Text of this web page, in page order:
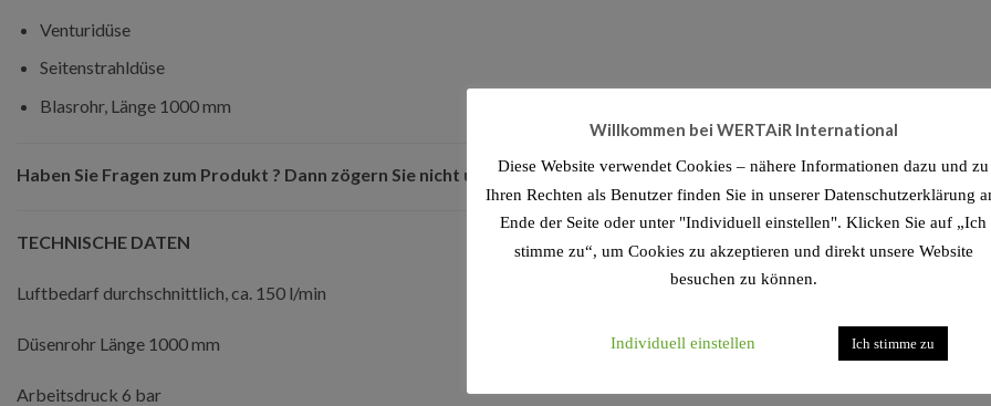
Venturidüse
Seitenstrahldüse
Blasrohr, Länge 1000 mm
Haben Sie Fragen zum Produkt ? Dann zögern Sie nicht uns zu kontaktieren, auch per Chat.
TECHNISCHE DATEN
Luftbedarf durchschnittlich, ca. 150 l/min
Düsenrohr Länge 1000 mm
Arbeitsdruck 6 bar
Willkommen bei WERTAiR International
Diese Website verwendet Cookies – nähere Informationen dazu und zu
Ihren Rechten als Benutzer finden Sie in unserer Datenschutzerklärung
Ende der Seite oder unter "Individuell einstellen". Klicken Sie auf „Ich
stimme zu“, um Cookies zu akzeptieren und direkt unsere Website
besuchen zu können.
Individuell einstellen Ich stimme zu